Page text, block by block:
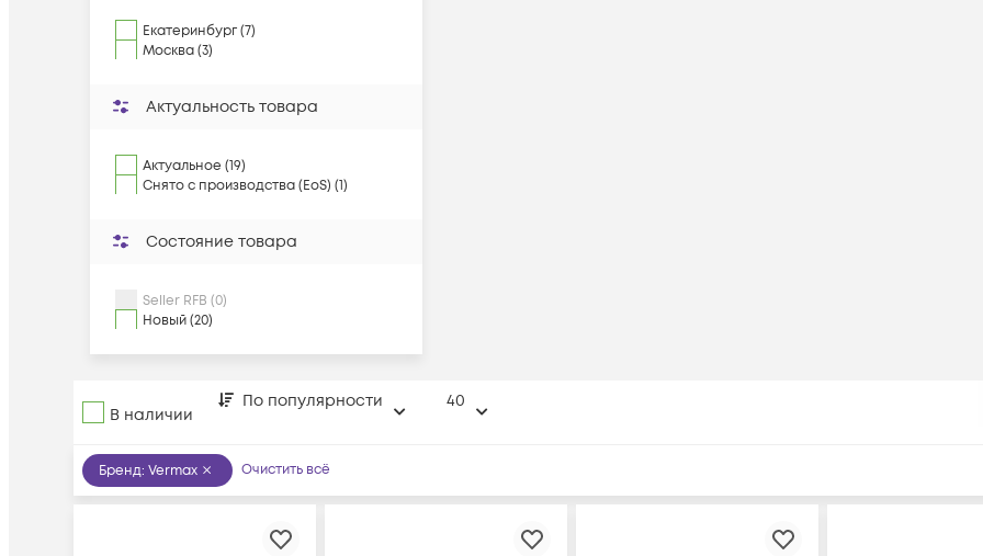
Екатеринбург (7)
Москва (3)
Актуальность товара
Актуальное (19)
Снято с производства (EoS) (1)
Состояние товара
Seller RFB (0)
Новый (20)
В наличии
По популярности 40
Бренд: Vermax Очистить всё